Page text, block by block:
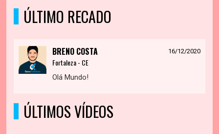
ÚLTIMO RECADO
BRENO COSTA 16/12/2020
Fortaleza - CE
Olá Mundo!
ÚLTIMOS VÍDEOS